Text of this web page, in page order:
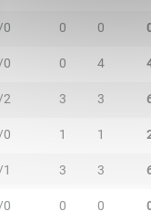
0 0 0
0 0 4
2 3 3
0 1 1
3 3
0 0 0